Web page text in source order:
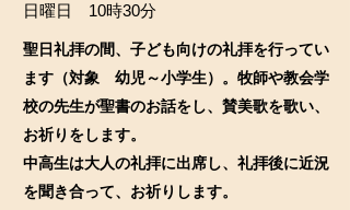
日曜日 10時30分
聖日礼拝の間、子ども向けの礼拝を行ってい
ます（対象 幼児～小学生）。 牧師や教会学
校の先生が聖書のお話をし、賛美歌を歌い、
お祈りをします。
​中高生は大人の礼拝に出席し、礼拝後に近況
を聞き合って、お祈りします。